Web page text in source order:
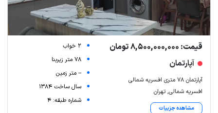
قیمت: 8,500,000,000 تومان
آپارتمان
آپارتمان 78 متری افسریه شمالی
افسریه شمالی, تهران
مشاهده جزییات
2 خواب
78 متر زیربنا
-- متر زمین
سال ساخت 1384
شماره طبقه: 4